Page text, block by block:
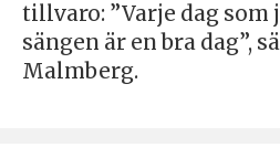
tillvaro: ”Varje dag som
sängen är en bra dag”,
Malmberg.